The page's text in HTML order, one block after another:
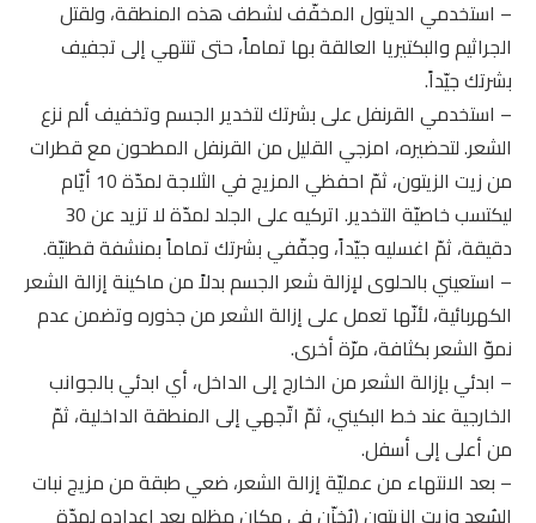
– استخدمي الديتول المخفّف لشطف هذه المنطقة، ولقتل
الجراثيم والبكتيريا العالقة بها تماماً، حتى تنتهي إلى تجفيف
بشرتك جيّداً.
– استخدمي القرنفل على بشرتك لتخدير الجسم وتخفيف ألم نزع
الشعر. لتحضيره، امزجي القليل من القرنفل المطحون مع قطرات
من زيت الزيتون، ثمّ احفظي المزيج في الثلاجة لمدّة 10 أيّام
ليكتسب خاصيّة التخدير. اتركيه على الجلد لمدّة لا تزيد عن 30
دقيقة، ثمّ اغسليه جيّداً، وجفّفي بشرتك تماماً بمنشفة قطنيّة.
– استعيني بالحلوى لإزالة شعر الجسم بدلاً من ماكينة إزالة الشعر
الكهربائية، لأنّها تعمل على إزالة الشعر من جذوره وتضمن عدم
نموّ الشعر بكثافة، مرّة أخرى.
– ابدئي بإزالة الشعر من الخارج إلى الداخل، أي ابدئي بالجوانب
الخارجية عند خط البكيني، ثمّ اتّجهي إلى المنطقة الداخلية، ثمّ
من أعلى إلى أسفل.
– بعد الانتهاء من عمليّة إزالة الشعر، ضعي طبقة من مزيج نبات